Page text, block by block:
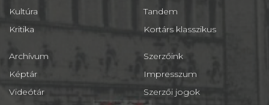
Kultúra
Kritika
Tandem
Kortárs klasszikus
Archívum
Képtár
Videótár
Szerzőink
Impresszum
Szerzői jogok